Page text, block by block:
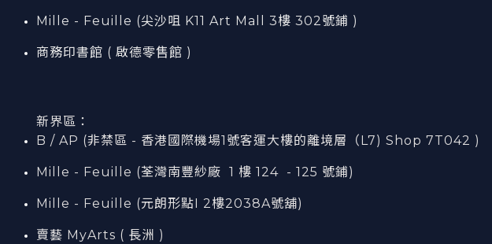
Mille - Feuille (尖沙咀 K11 Art Mall 3樓 302號鋪 )
商務印書館 ( 啟德零售館 )
新界區：
B / AP (非禁區 - 香港國際機場1號客運大樓的離境層（L7) Shop 7T042 )
Mille - Feuille (荃灣南豐紗廠 1 樓 124 - 125 號鋪)
Mille - Feuille (元朗形點I 2樓2038A號舖)
賣藝 MyArts ( 長洲 )